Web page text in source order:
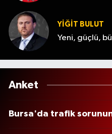
YİĞİT BULUT
Yeni, güçlü,
Anket
Bursa'da trafik